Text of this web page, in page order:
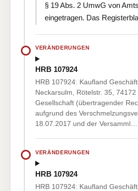
§ 19 Abs. 2 UmwG von
eingetragen. Das
VERÄNDERUNGEN
HRB 107924
HRB 107924: Kaufland
Neckarsulm, Rötelstr. 35,
Gesellschaft (übertragender
aufgrund des
18.07.2017 und der Versamml…
VERÄNDERUNGEN
HRB 107924
HRB 107924: Kaufland